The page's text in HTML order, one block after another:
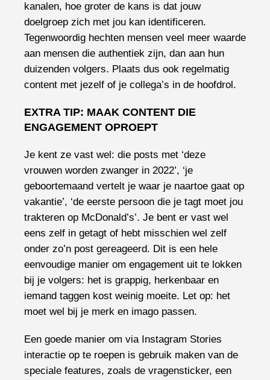
kanalen, hoe groter de kans is dat jouw
doelgroep zich met jou kan identificeren.
Tegenwoordig hechten mensen veel meer waarde
aan mensen die authentiek zijn, dan aan hun
duizenden volgers. Plaats dus ook regelmatig
content met jezelf of je collega’s in de hoofdrol.
EXTRA TIP: MAAK CONTENT DIE
ENGAGEMENT OPROEPT
Je kent ze vast wel: die posts met ‘deze
vrouwen worden zwanger in 2022’, ‘je
geboortemaand vertelt je waar je naartoe gaat op
vakantie’, ‘de eerste persoon die je tagt moet jou
trakteren op McDonald’s’. Je bent er vast wel
eens zelf in getagt of hebt misschien wel zelf
onder zo’n post gereageerd. Dit is een hele
eenvoudige manier om engagement uit te lokken
bij je volgers: het is grappig, herkenbaar en
iemand taggen kost weinig moeite. Let op: het
moet wel bij je merk en imago passen.
Een goede manier om via Instagram Stories
interactie op te roepen is gebruik maken van de
speciale features, zoals de vragensticker, een